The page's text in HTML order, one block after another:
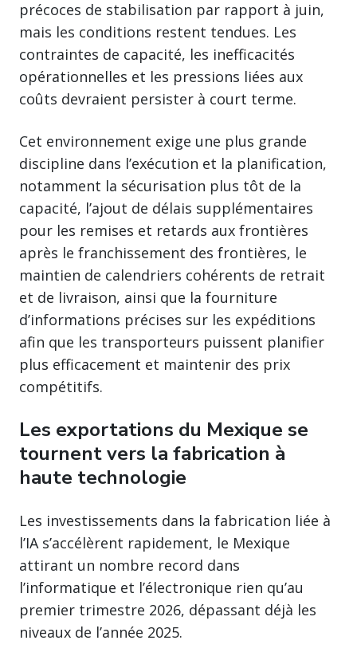
précoces de stabilisation par rapport à juin,
mais les conditions restent tendues. Les
contraintes de capacité, les inefficacités
opérationnelles et les pressions liées aux
coûts devraient persister à court terme.
Cet environnement exige une plus grande
discipline dans l’exécution et la planification,
notamment la sécurisation plus tôt de la
capacité, l’ajout de délais supplémentaires
pour les remises et retards aux frontières
après le franchissement des frontières, le
maintien de calendriers cohérents de retrait
et de livraison, ainsi que la fourniture
d’informations précises sur les expéditions
afin que les transporteurs puissent planifier
plus efficacement et maintenir des prix
compétitifs.
Les exportations du Mexique se
tournent vers la fabrication à
haute technologie
Les investissements dans la fabrication liée à
l’IA s’accélèrent rapidement, le Mexique
attirant un nombre record dans
l’informatique et l’électronique rien qu’au
premier trimestre 2026, dépassant déjà les
niveaux de l’année 2025.